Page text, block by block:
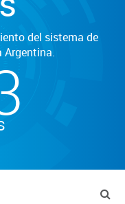
del sistema de
Argentina.